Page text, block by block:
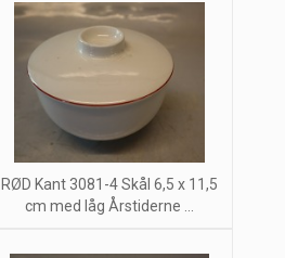
RØD Kant 3081-4 Skål 6,5 x 11,5
cm med låg Årstiderne ...